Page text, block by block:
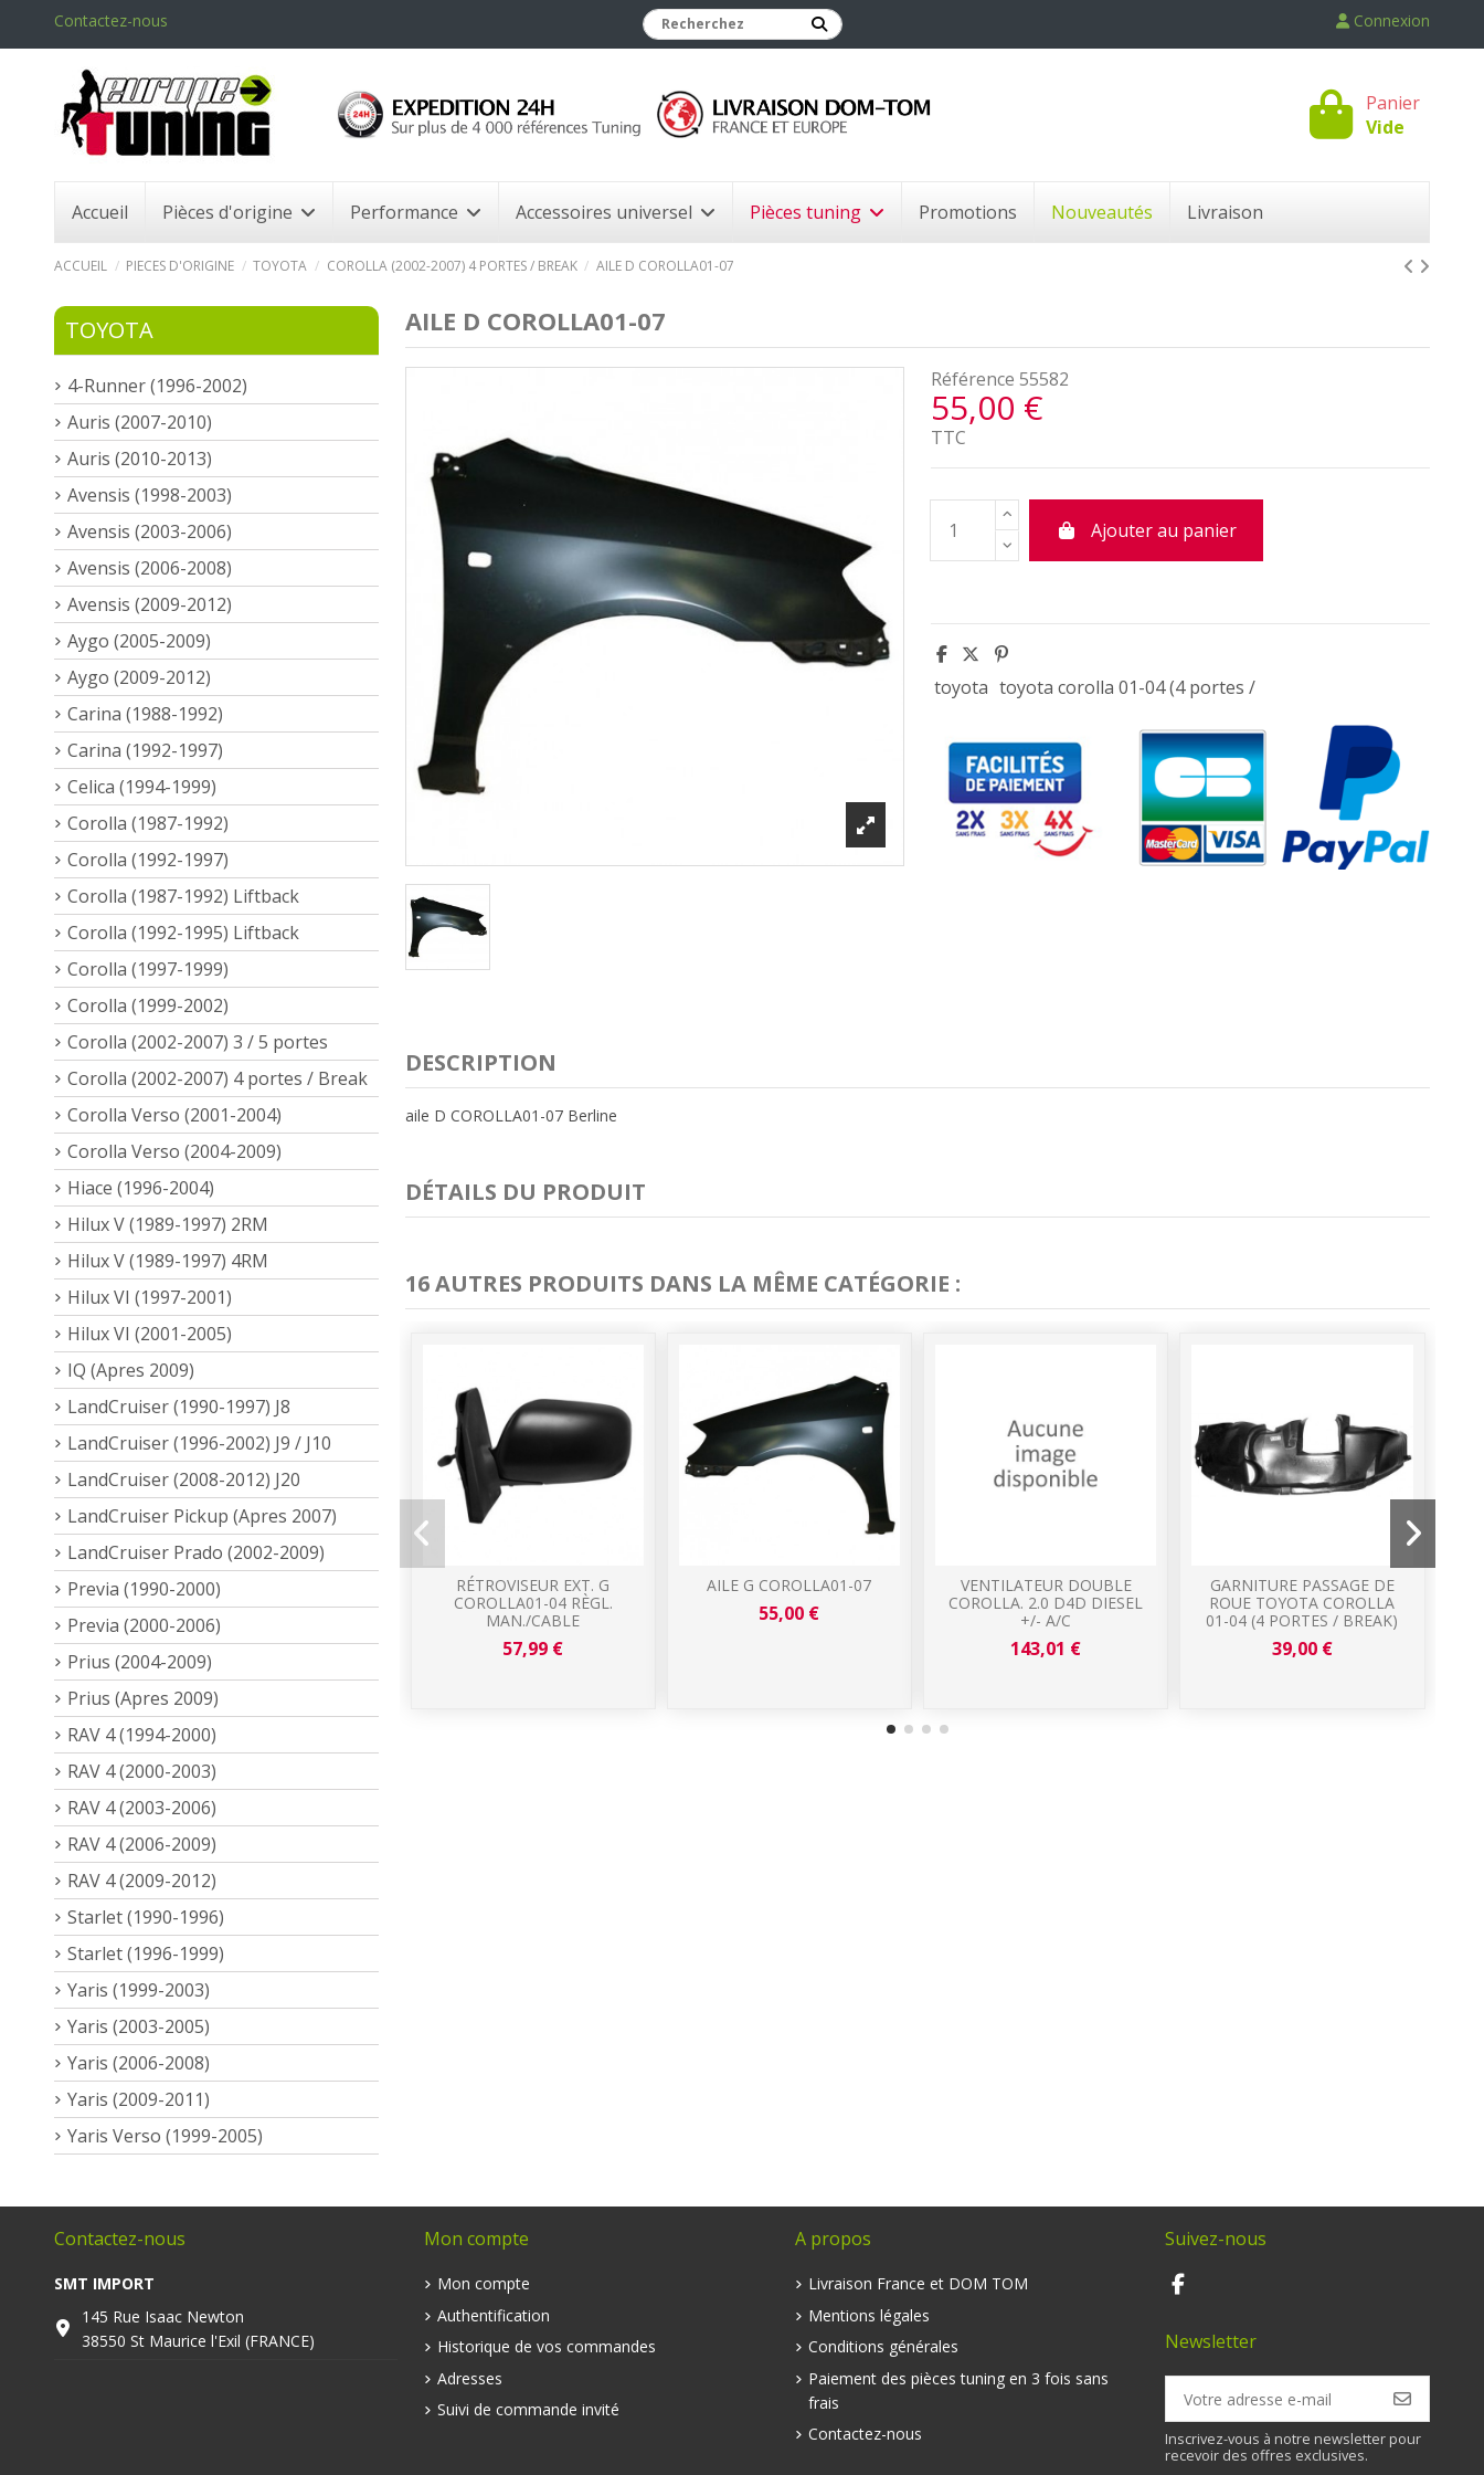
Contactez-nous Connexion
Panier
Vide
Accueil Pièces d'origine Performance Accessoires universel Pièces tuning Promotions Nouveautés Livraison
ACCUEIL PIECES D'ORIGINE TOYOTA COROLLA (2002-2007) 4 PORTES / BREAK AILE D COROLLA01-07
AILE D COROLLA01-07
Référence 55582
55,00 €
TTC
Ajouter au panier
toyota toyota corolla 01-04 (4 portes /
DESCRIPTION
aile D COROLLA01-07 Berline
DÉTAILS DU PRODUIT
16 AUTRES PRODUITS DANS LA MÊME CATÉGORIE :
RÉTROVISEUR EXT. G
COROLLA01-04 RÈGL.
MAN./CABLE
57,99 €
AILE G COROLLA01-07
55,00 €
VENTILATEUR DOUBLE
COROLLA. 2.0 D4D DIESEL
+/- A/C
143,01 €
GARNITURE PASSAGE DE
ROUE TOYOTA COROLLA
01-04 (4 PORTES / BREAK)
39,00 €
TOYOTA
4-Runner (1996-2002)
Auris (2007-2010)
Auris (2010-2013)
Avensis (1998-2003)
Avensis (2003-2006)
Avensis (2006-2008)
Avensis (2009-2012)
Aygo (2005-2009)
Aygo (2009-2012)
Carina (1988-1992)
Carina (1992-1997)
Celica (1994-1999)
Corolla (1987-1992)
Corolla (1992-1997)
Corolla (1987-1992) Liftback
Corolla (1992-1995) Liftback
Corolla (1997-1999)
Corolla (1999-2002)
Corolla (2002-2007) 3 / 5 portes
Corolla (2002-2007) 4 portes / Break
Corolla Verso (2001-2004)
Corolla Verso (2004-2009)
Hiace (1996-2004)
Hilux V (1989-1997) 2RM
Hilux V (1989-1997) 4RM
Hilux VI (1997-2001)
Hilux VI (2001-2005)
IQ (Apres 2009)
LandCruiser (1990-1997) J8
LandCruiser (1996-2002) J9 / J10
LandCruiser (2008-2012) J20
LandCruiser Pickup (Apres 2007)
LandCruiser Prado (2002-2009)
Previa (1990-2000)
Previa (2000-2006)
Prius (2004-2009)
Prius (Apres 2009)
RAV 4 (1994-2000)
RAV 4 (2000-2003)
RAV 4 (2003-2006)
RAV 4 (2006-2009)
RAV 4 (2009-2012)
Starlet (1990-1996)
Starlet (1996-1999)
Yaris (1999-2003)
Yaris (2003-2005)
Yaris (2006-2008)
Yaris (2009-2011)
Yaris Verso (1999-2005)
Contactez-nous
SMT IMPORT
145 Rue Isaac Newton
38550 St Maurice l'Exil (FRANCE)
Mon compte
Mon compte
Authentification
Historique de vos commandes
Adresses
Suivi de commande invité
A propos
Livraison France et DOM TOM
Mentions légales
Conditions générales
Paiement des pièces tuning en 3 fois sans
frais
Contactez-nous
Suivez-nous
Newsletter
Inscrivez-vous à notre newsletter pour
recevoir des offres exclusives.